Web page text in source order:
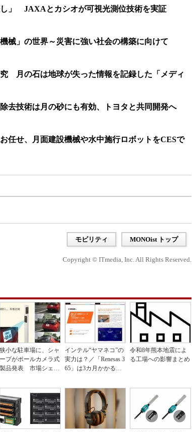
し」 JAXAとカシオが可視光測位技術を実証
械」の世界～災害に強い社会の構築に向けて
月の石は地球が失った情報を記録した「メディ
去技術は月の砂にも有効、トヨタと共同開発へ
任せ、月面建設機械や水中施行ロボットをCESで
モビリティ MONOist トップ
Copyright © ITmedia, Inc. All Rights Reserved.
狭小な駐車場に、シャ
ープがポールカメラ式
製品発表 市場シェア
インテル“ヤマネコ”の
実力は？／「Renesas 3
65」は3カ月かかる作
令和8年熊本地震によ
る工場への影響まとめ